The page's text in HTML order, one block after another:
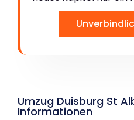
Umzug Duisburg St
Informationen